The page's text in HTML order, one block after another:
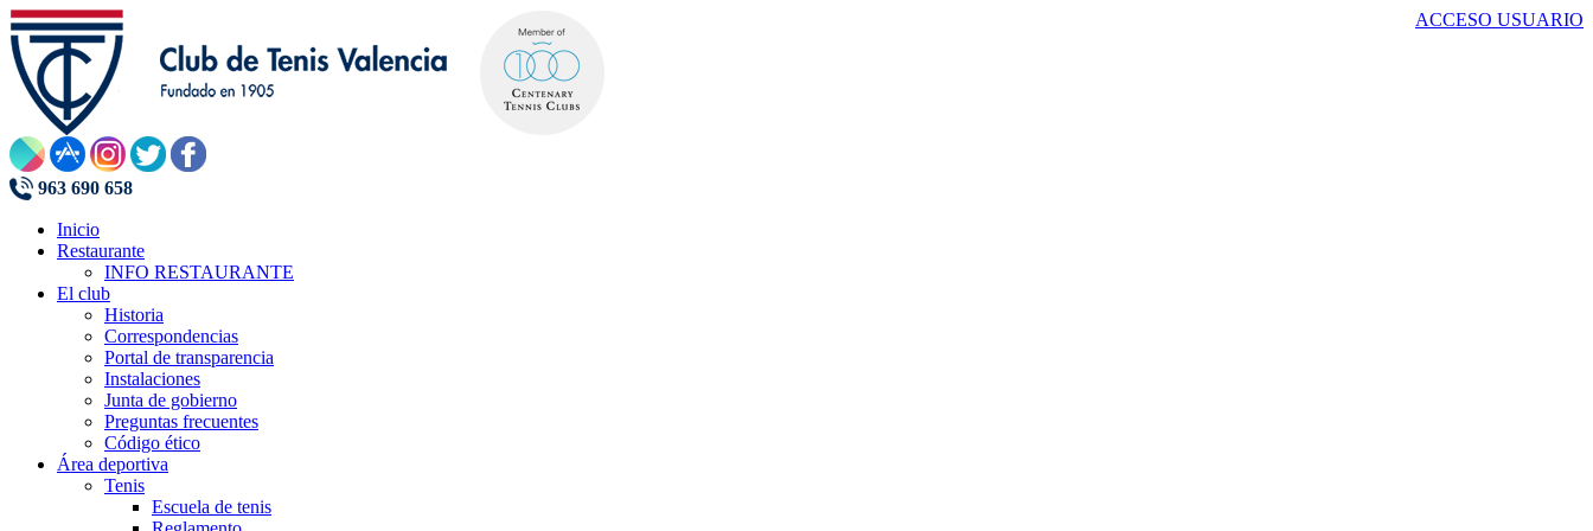
ACCESO USUARIO
963 690 658
Inicio
Restaurante
INFO RESTAURANTE
El club
Historia
Correspondencias
Portal de transparencia
Instalaciones
Junta de gobierno
Preguntas frecuentes
Código ético
Área deportiva
Tenis
Escuela de tenis